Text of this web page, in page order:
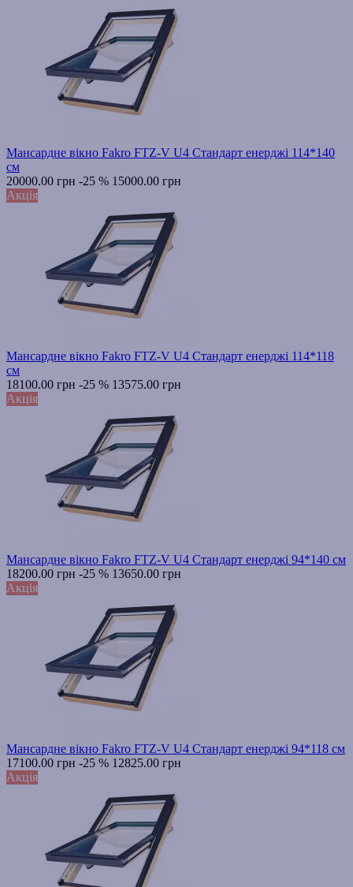
Мансардне вікно Fakro FTZ-V U4 Стандарт енерджі 114*140
см
20000.00 грн -25 % 15000.00 грн
Акція
Мансардне вікно Fakro FTZ-V U4 Стандарт енерджі 114*118
см
18100.00 грн -25 % 13575.00 грн
Акція
Мансардне вікно Fakro FTZ-V U4 Стандарт енерджі 94*140 см
18200.00 грн -25 % 13650.00 грн
Акція
Мансардне вікно Fakro FTZ-V U4 Стандарт енерджі 94*118 см
17100.00 грн -25 % 12825.00 грн
Акція